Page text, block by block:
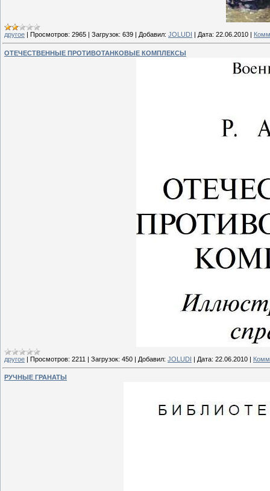
другое | Просмотров: 2965 | Загрузок: 639 | Добавил: JOLUDI | Дата: 22.06.2010 |
ОТЕЧЕСТВЕННЫЕ ПРОТИВОТАНКОВЫЕ КОМПЛЕКСЫ
другое | Просмотров: 2211 | Загрузок: 450 | Добавил: JOLUDI | Дата: 22.06.2010 |
РУЧНЫЕ ГРАНАТЫ